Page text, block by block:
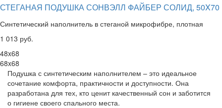
СТЕГАНАЯ ПОДУШКА СОНВЭЛЛ ФАЙБЕР СОЛИД, 50X70
Синтетический наполнитель в стеганой микрофибре, плотная
1 013 руб.
48x68
68x68
Подушка с синтетическим наполнителем – это идеальное
сочетание комфорта, практичности и доступности. Она
разработана для тех, кто ценит качественный сон и заботится
о гигиене своего спального места.